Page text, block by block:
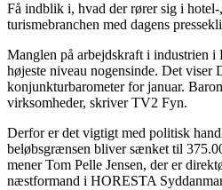
Få indblik i, hvad der rører sig i hotel-
turismebranchen med dagens
Manglen på arbejdskraft i industrien i
højeste niveau nogensinde. Det viser
konjunkturbarometer for januar.
virksomheder, skriver TV2 Fyn.
Derfor er det vigtigt med politisk
beløbsgrænsen bliver sænket til
mener Tom Pelle Jensen, der er
næstformand i HORESTA